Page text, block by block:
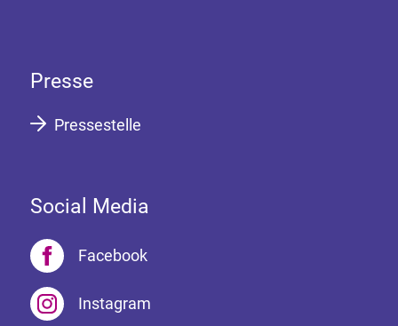
Presse
Pressestelle
Social Media
Facebook
Instagram